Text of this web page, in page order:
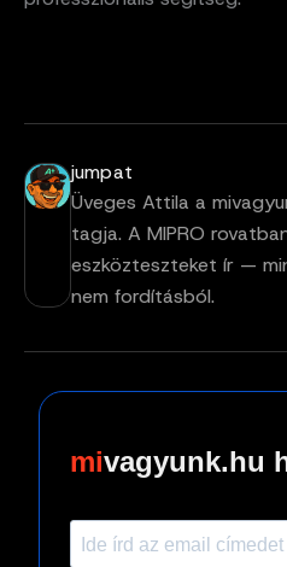
jumpat
Üveges Attila a
tagja. A MIPRO
eszközteszteket ír —
nem fordításból.
vagyunk.hu